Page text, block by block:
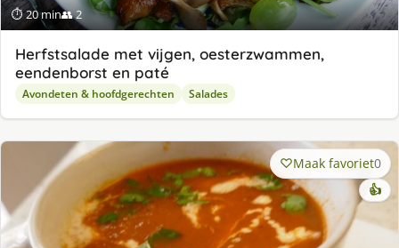
⏱ 20 min👥 2
Herfstsalade met vijgen, oesterzwammen,
eendenborst en paté
Avondeten & hoofdgerechten Salades
Maak favoriet0
👍